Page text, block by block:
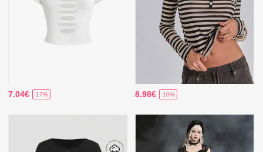
7.04€ -17% 8.98€ -10%